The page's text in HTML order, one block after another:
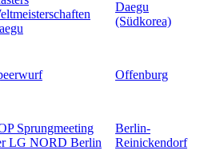
Daegu
(Südkorea)
Offenburg
Sprungmeeting
LG NORD Berlin
Berlin-
Reinickendorf